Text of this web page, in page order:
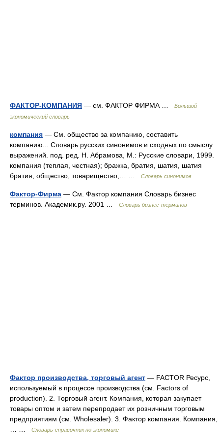
ФАКТОР-КОМПАНИЯ — см. ФАКТОР ФИРМА …
Большой
экономический словарь
компания — См. общество за компанию, составить
компанию... Словарь русских синонимов и сходных по смыслу
выражений. под. ред. Н. Абрамова, М.: Русские словари, 1999.
компания (теплая, честная); бражка, братия, шатия, шатия
братия, общество, товарищество;… …
Словарь синонимов
Фактор-Фирма — См. Фактор компания Словарь бизнес
терминов. Академик.ру. 2001 …
Словарь бизнес-терминов
Фактор производства, торговый агент — FACTOR Ресурс,
используемый в процессе производства (см. Factors of
production). 2. Торговый агент. Компания, которая закупает
товары оптом и затем перепродает их розничным торговым
предприятиям (см. Wholesaler). 3. Фактор компания. Компания,
Словарь-справочник по экономике